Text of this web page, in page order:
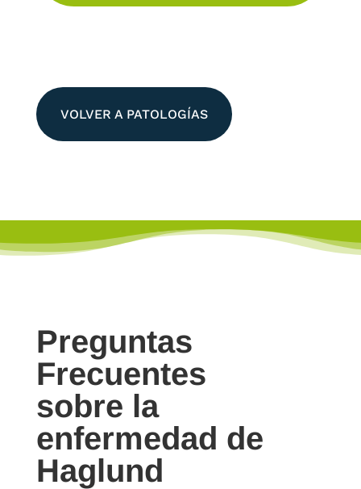
VOLVER A PATOLOGÍAS
Preguntas
Frecuentes
sobre la
enfermedad de
Haglund